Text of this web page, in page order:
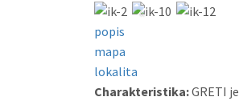
«
popis
mapa
lokalita
Charakteristika:GRETI